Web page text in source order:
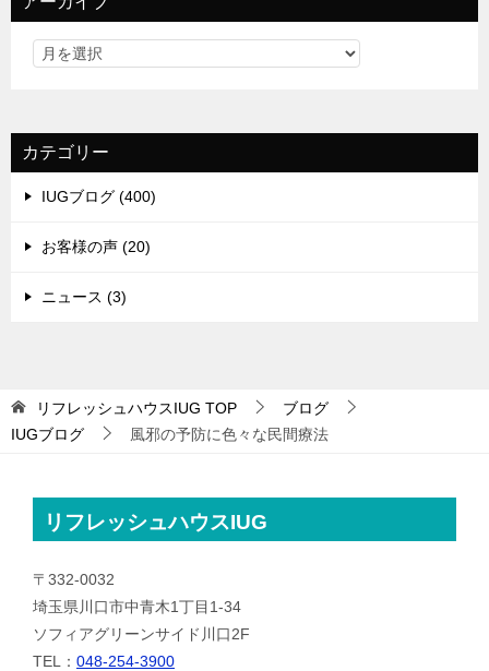
カテゴリー
IUGブログ (400)
お客様の声 (20)
ニュース (3)
リフレッシュハウスIUG TOP
ブログ
IUGブログ
風邪の予防に色々な民間療法
リフレッシュハウスIUG
〒332-0032
埼玉県川口市中青木1丁目1-34
ソフィアグリーンサイド川口2F
TEL： 048-254-3900